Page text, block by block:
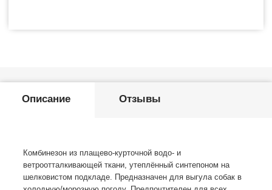
Описание Отзывы
Комбинезон из плащево-курточной водо- и
ветроотталкивающей ткани, утеплённый синтепоном на
шелковистом подкладе. Предназначен для выгула собак в